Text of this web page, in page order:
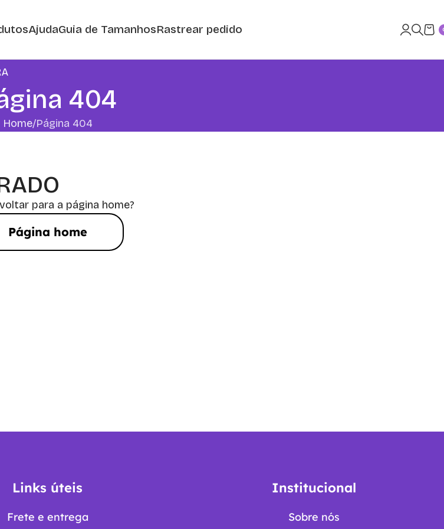
AjudaGuia de TamanhosRastrear pedido
404
Home Página 404
para a página home?
Página home
Links úteis
Frete e entrega
Institucional
Sobre nós